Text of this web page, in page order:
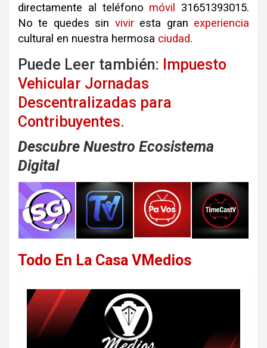
directamente al teléfono móvil 31651393015.
No te quedes sin viviresta gran experiencia
cultural en nuestra hermosa ciudad.
Puede Leer también: Impuesto
Vehicular Jornadas
Descentralizadas para
Contribuyentes.
Descubre Nuestro Ecosistema
Digital
Todo En La Casa VMedios